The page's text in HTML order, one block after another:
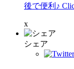
後で便利♪
x
シェア